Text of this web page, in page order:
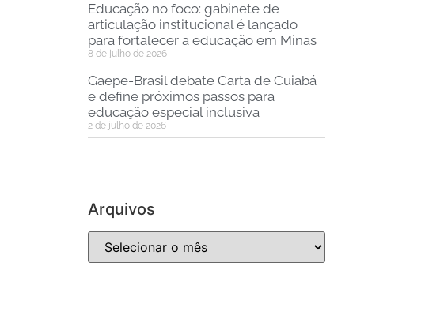
Educação no foco: gabinete de
articulação institucional é lançado
para fortalecer a educação em Minas
8 de julho de 2026
Gaepe-Brasil debate Carta de Cuiabá
e define próximos passos para
educação especial inclusiva
2 de julho de 2026
Arquivos